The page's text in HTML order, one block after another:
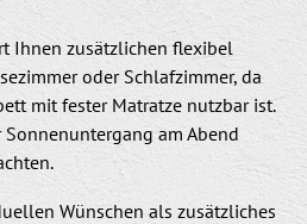
Ihnen zusätzlichen flexibel
oder Schlafzimmer, da
mit fester Matratze nutzbar ist.
am Abend
Wünschen als zusätzliches